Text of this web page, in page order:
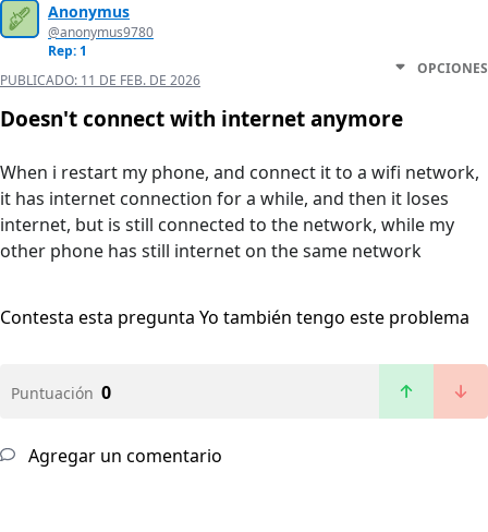
Anonymus
@anonymus9780
Rep: 1
PUBLICADO: 11 DE FEB. DE 2026
OPCIONES
Doesn't connect with internet anymore
When i restart my phone, and connect it to a wifi network,
it has internet connection for a while, and then it loses
internet, but is still connected to the network, while my
other phone has still internet on the same network
Contesta esta pregunta Yo también tengo este problema
Puntuación 0
Agregar un comentario